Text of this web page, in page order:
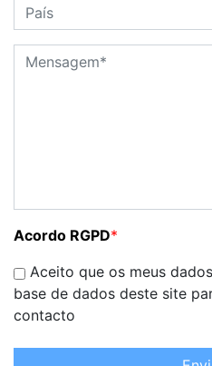
Acordo RGPD*
Aceito que os meus
base de dados deste site
contacto